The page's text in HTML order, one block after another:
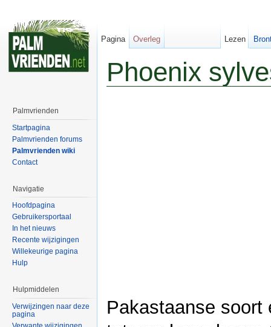
Phoenix
Pakastaanse soort
Pagina Overleg Lezen
Palmvrienden
Startpagina
Palmvrienden forums
Palmvrienden wiki
Contact
Navigatie
Hoofdpagina
Gebruikersportaal
In het nieuws
Recente wijzigingen
Willekeurige pagina
Hulp
Hulpmiddelen
Verwijzingen naar deze
pagina